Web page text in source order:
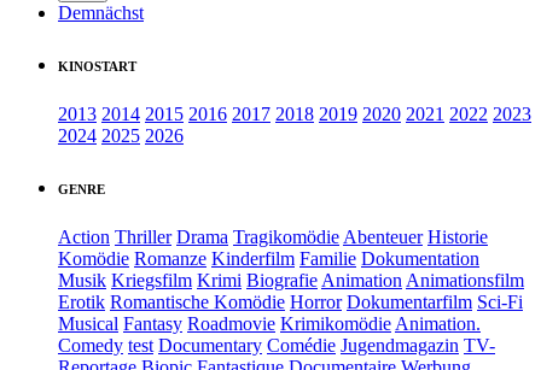
Demnächst
KINOSTART
2013 2014 2015 2016 2017 2018 2019 2020 2021 2022 2023
2024 2025 2026
GENRE
Action Thriller Drama Tragikomödie Abenteuer Historie
Komödie Romanze Kinderfilm Familie Dokumentation
Musik Kriegsfilm Krimi Biografie Animation Animationsfilm
Erotik Romantische Komödie Horror Dokumentarfilm Sci-Fi
Musical Fantasy Roadmovie Krimikomödie Animation.
Comedy test Documentary Comédie Jugendmagazin TV-